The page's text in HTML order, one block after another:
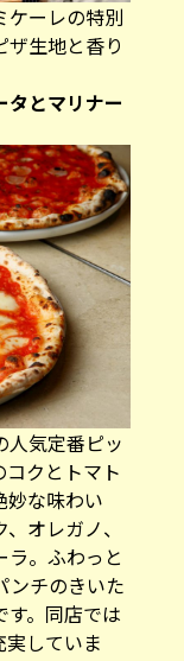
ケーレの特別
生地と香り
とマリナー
人気定番ピッ
クとトマト
妙な味わい
オレガノ、
。ふわっと
ンチのきいた
。同店では
していま